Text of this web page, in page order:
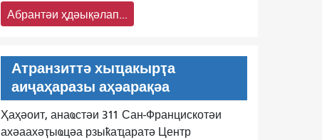
Абрантәи ҳдәықәлап...
Атранзиттә хыҵакырҭа
аиҷаҳаразы аҳәарақәа
Ҳаҳәоит, анаҩстәи 311 Сан-Францискотәи
ахәаахәҭыҩцәа рзыҟаҵаратә Центр